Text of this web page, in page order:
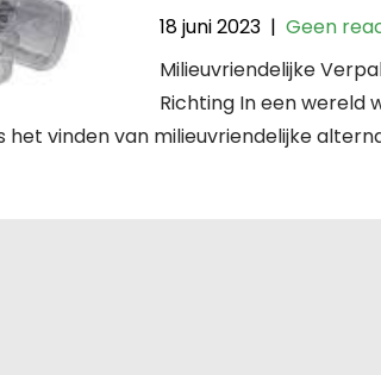
18 juni 2023 |Geen
Milieuvriendelijke
Richting In een wereld
het vinden van milieuvriendelijke